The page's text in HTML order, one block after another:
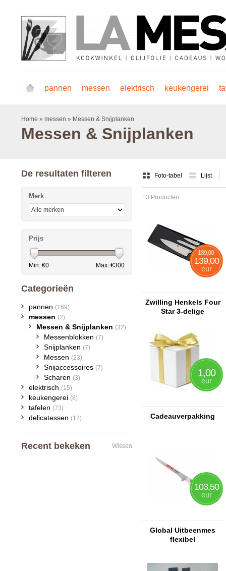
pannen messen elektrisch keukengerei
Home » messen » Messen & Snijplanken
Messen & Snijplanken
Foto-tabel Lijst
13 Producten
189,00
139,00
eur
Zwilling Henkels Four
Star 3-delige
1,00
eur
Cadeauverpakking
103,50
eur
Global Uitbeenmes
flexibel
De resultaten filteren
Merk
Prijs
Min: €0 Max: €300
Categorieën
pannen (169)
messen (2)
Messen & Snijplanken (32)
Messenblokken (7)
Snijplanken (7)
Messen (23)
Snijaccessoires (7)
Scharen (3)
elektrisch (15)
keukengerei (8)
tafelen (73)
delicatessen (12)
Recent bekeken Wissen